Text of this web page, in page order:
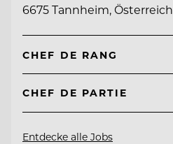
6675 Tannheim, Österreich
CHEF DE RANG
CHEF DE PARTIE
Entdecke alle Jobs